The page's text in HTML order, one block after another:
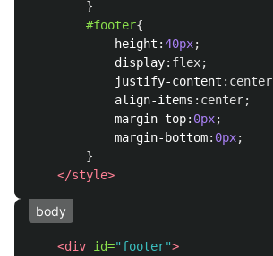
}
#footer{
height :40px;
display: flex;
justify-content : center
align-items : center;
margin-top: 0px;
margin-bottom: 0px;
}
</style>
body
<div id="footer">